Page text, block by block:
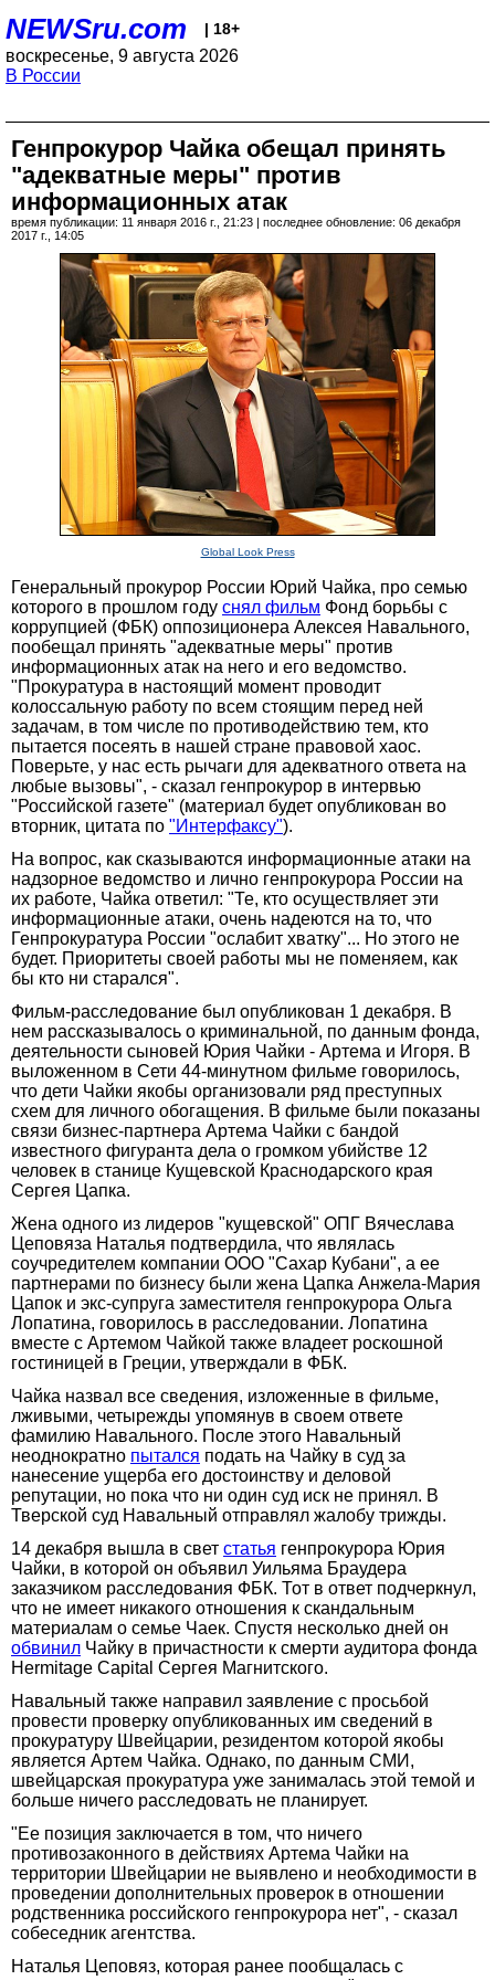
NEWSru.com | 18+
воскресенье, 9 августа 2026
В России
Генпрокурор Чайка обещал принять
"адекватные меры" против
информационных атак
время публикации: 11 января 2016 г., 21:23 | последнее обновление: 06 декабря
2017 г., 14:05
Global Look Press
Генеральный прокурор России Юрий Чайка, про семью
которого в прошлом году снял фильм Фонд борьбы с
коррупцией (ФБК) оппозиционера Алексея Навального,
пообещал принять "адекватные меры" против
информационных атак на него и его ведомство.
"Прокуратура в настоящий момент проводит
колоссальную работу по всем стоящим перед ней
задачам, в том числе по противодействию тем, кто
пытается посеять в нашей стране правовой хаос.
Поверьте, у нас есть рычаги для адекватного ответа на
любые вызовы", - сказал генпрокурор в интервью
"Российской газете" (материал будет опубликован во
вторник, цитата по "Интерфаксу").
На вопрос, как сказываются информационные атаки на
надзорное ведомство и лично генпрокурора России на
их работе, Чайка ответил: "Те, кто осуществляет эти
информационные атаки, очень надеются на то, что
Генпрокуратура России "ослабит хватку"... Но этого не
будет. Приоритеты своей работы мы не поменяем, как
бы кто ни старался".
Фильм-расследование был опубликован 1 декабря. В
нем рассказывалось о криминальной, по данным фонда,
деятельности сыновей Юрия Чайки - Артема и Игоря. В
выложенном в Сети 44-минутном фильме говорилось,
что дети Чайки якобы организовали ряд преступных
схем для личного обогащения. В фильме были показаны
связи бизнес-партнера Артема Чайки с бандой
известного фигуранта дела о громком убийстве 12
человек в станице Кущевской Краснодарского края
Сергея Цапка.
Жена одного из лидеров "кущевской" ОПГ Вячеслава
Цеповяза Наталья подтвердила, что являлась
соучредителем компании ООО "Сахар Кубани", а ее
партнерами по бизнесу были жена Цапка Анжела-Мария
Цапок и экс-супруга заместителя генпрокурора Ольга
Лопатина, говорилось в расследовании. Лопатина
вместе с Артемом Чайкой также владеет роскошной
гостиницей в Греции, утверждали в ФБК.
Чайка назвал все сведения, изложенные в фильме,
лживыми, четырежды упомянув в своем ответе
фамилию Навального. После этого Навальный
неоднократно пытался подать на Чайку в суд за
нанесение ущерба его достоинству и деловой
репутации, но пока что ни один суд иск не принял. В
Тверской суд Навальный отправлял жалобу трижды.
14 декабря вышла в свет статья генпрокурора Юрия
Чайки, в которой он объявил Уильяма Браудера
заказчиком расследования ФБК. Тот в ответ подчеркнул,
что не имеет никакого отношения к скандальным
материалам о семье Чаек. Спустя несколько дней он
обвинил Чайку в причастности к смерти аудитора фонда
Hermitage Capital Сергея Магнитского.
Навальный также направил заявление с просьбой
провести проверку опубликованных им сведений в
прокуратуру Швейцарии, резидентом которой якобы
является Артем Чайка. Однако, по данным СМИ,
швейцарская прокуратура уже занималась этой темой и
больше ничего расследовать не планирует.
"Ее позиция заключается в том, что ничего
противозаконного в действиях Артема Чайки на
территории Швейцарии не выявлено и необходимости в
проведении дополнительных проверок в отношении
родственника российского генпрокурора нет", - сказал
собеседник агентства.
Наталья Цеповяз, которая ранее пообщалась с